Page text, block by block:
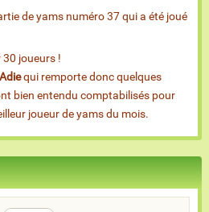
de yams numéro 37 qui a été joué
joueurs !
Adiequi remporte donc quelques
bien entendu comptabilisés pour
joueur de yams du mois.